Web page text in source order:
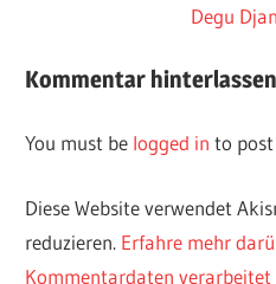
navigation
Nächster
Degu
Kommentar hinterlassen
You must be logged in to
Diese Website verwendet
reduzieren. Erfahre mehr
Kommentardaten verarbeitet